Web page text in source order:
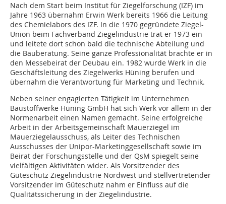
Nach dem Start beim Institut für Ziegelforschung (IZF) im
Jahre 1963 übernahm Erwin Werk bereits 1966 die Leitung
des Chemielabors des IZF. In die 1970 gegründete Ziegel-
Union beim Fachverband Ziegelindustrie trat er 1973 ein
und leitete dort schon bald die technische Abteilung und
die Bauberatung. Seine ganze Professionalität brachte er in
den Messebeirat der Deubau ein. 1982 wurde Werk in die
Geschäftsleitung des Ziegelwerks Hüning berufen und
übernahm die Verantwortung für Marketing und Technik.
Neben seiner engagierten Tätigkeit im Unternehmen
Baustoffwerke Hüning GmbH hat sich Werk vor allem in der
Normenarbeit einen Namen gemacht. Seine erfolgreiche
Arbeit in der Arbeitsgemeinschaft Mauerziegel im
Mauerziegelausschuss, als Leiter des Technischen
Ausschusses der Unipor-Marketinggesellschaft sowie im
Beirat der Forschungsstelle und der QsM spiegelt seine
vielfältigen Aktivitäten wider. Als Vorsitzender des
Güteschutz Ziegelindustrie Nordwest und stellvertretender
Vorsitzender im Güteschutz nahm er Einfluss auf die
Qualitätssicherung in der Ziegelindustrie.